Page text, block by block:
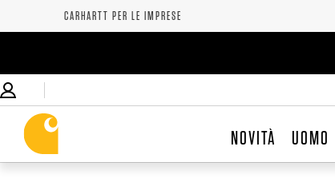
CARHARTT PER LE IMPRESE
NOVITÀ UOMO